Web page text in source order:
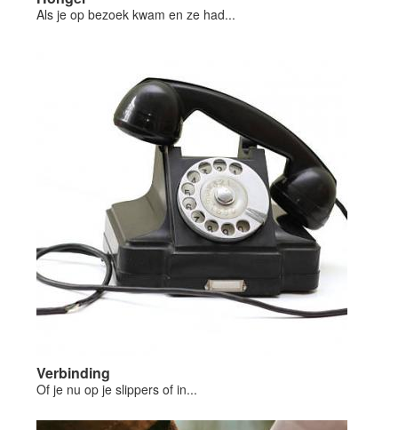
Als je op bezoek kwam en ze had...
Verbinding
Of je nu op je slippers of in...